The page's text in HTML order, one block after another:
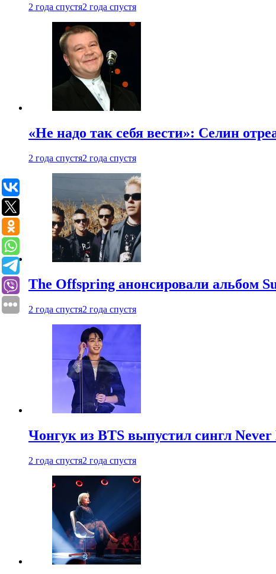
2 года спустя2 года спустя
«Не надо так себя вести»: Селин
2 года спустя2 года спустя
The Offspring анонсировали альбом
2 года спустя2 года спустя
Чонгук из BTS выпустил сингл Never
2 года спустя2 года спустя